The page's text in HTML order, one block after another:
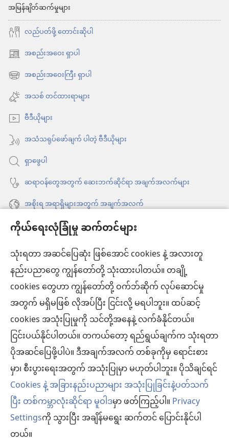
ကိုယ်ရေးလုံခြုံမှု ဆက်တင်များ
သုံးရတာ အဆင်ပြေဆုံး ဖြစ်အောင် cookies နဲ့ အလားတူ
နည်းပညာတွေ ကျွန်တော်တို့ သုံးထားပါတယ်။ တချို့
cookies တွေဟာ ကျွန်တော်တို့ ဝက်ဘ်ဆိုက် လုပ်ဆောင်မှု
အတွက် မရှိမဖြစ် လိုအပ်ပြီး ငြင်းလို့ မရပါဘူး။ ထပ်ဆင့်
cookies အသုံးပြုမှုကို သင်တို့အနေနဲ့ လက်ခံနိုင်တယ်။
ငြင်းပယ်နိုင်ပါတယ်။ တကယ်တော့ ရည်ရွယ်ချက်က သုံးရတာ
ပိုအဆင်ပြေဖို့ပါပဲ။ ဒီအချက်အလက် တစ်ခုကိုမှ ရောင်းစား
မှာ၊ စီးပွားရေးအတွက် အသုံးပြုမှာ မဟုတ်ပါဘူး။ ပိုသိချင်ရင်
Cookies နဲ့ အခြားနည်းပညာများ အသုံးပြုခြင်းနဲ့ပတ်သက်
ပြီး တစ်ကမ္ဘာလုံးဆိုင်ရာ မူဝါဒမှာ ဖတ်ကြည့်ပါ။Privacy
Settingsကို သွားပြီး အချိန်မရွေး ဆက်တင် ပြောင်းနိုင်ပါ
တယ်။
အမြန်ချိတ်ဆက်မှုများ
လည်ပတ်ဖို့ တောင်းဆိုပါ
အစည်းအဝေး ရှာပါ
(window
အသစ်
င့်
နေ
ပါ
တယ်)
အစည်းအဝေးကြီး ရှာပါ
(window
အသစ်
င့်
နေ
ပါ
တယ်)
အသစ် တင်ထားရာများ
ဗီဒီယိုများ
အသံသရုပ်ဖော်ချက် ပါတဲ့ ဗီဒီယိုများ
ရှာဖွေပါ
ဆရာဝန်တွေအတွက် ဆေးဘက်ဆိုင်ရာ အချက်အလက်များ
အစိုးရ အရာရှိများအတွက် အချက်အလက်
အကူအညီ
အလှူငွေ
(window
အသစ်
ဖွ
င့်
ပါ
တယ်)
ကင်းမျှော်စင် အွန်လိုင်းစာကြည့်တိုက်™
(window
အသစ်
ဖွ
င့်
နေ
ပါ
တယ်)
JW Hub®
(window
အသစ်
ဖွ
င့်
နေ
ပါ
တယ်)
JW Library®
ကင်းမျှော်စင် စာကြည့်တိုက်
Copyright© 2026 Watch Tower Bible and Tract Society of Pennsylvania.
လိုက်နာရန် စည်းကမ်းများ